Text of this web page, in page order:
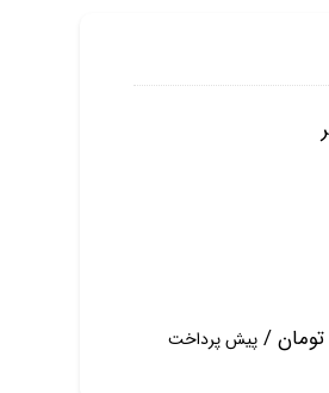
پیش پرداخت